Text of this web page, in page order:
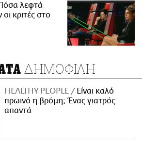
λεφτά
κριτές στο
ΔΗΜΟΦΙΛΗ
HEALTHY PEOPLE
Είναι καλό
πρωινό η βρόμη; Ένας γιατρός
απαντά